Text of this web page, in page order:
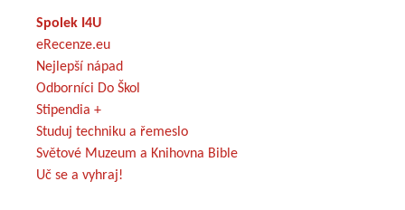
Spolek I4U
eRecenze.eu
Nejlepší nápad
Odborníci Do Škol
Stipendia +
Studuj techniku a řemeslo
Světové Muzeum a Knihovna Bible
Uč se a vyhraj!